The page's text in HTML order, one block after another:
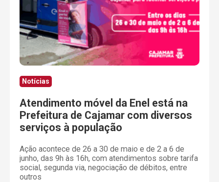
Notícias
Atendimento móvel da Enel está na
Prefeitura de Cajamar com diversos
serviços à população
Ação acontece de 26 a 30 de maio e de 2 a 6 de
junho, das 9h às 16h, com atendimentos sobre tarifa
social, segunda via, negociação de débitos, entre
outros